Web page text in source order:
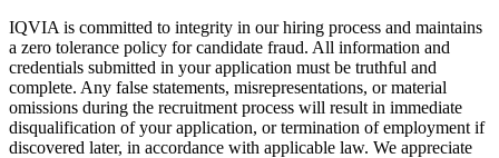
IQVIA is committed to integrity in our hiring process and maintains
a zero tolerance policy for candidate fraud. All information and
credentials submitted in your application must be truthful and
complete. Any false statements, misrepresentations, or material
omissions during the recruitment process will result in immediate
disqualification of your application, or termination of employment if
discovered later, in accordance with applicable law. We appreciate